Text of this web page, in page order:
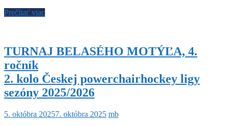
Prečítať viac
TURNAJ BELASÉHO MOTÝĽA, 4.
ročník
2. kolo Českej powerchairhockey ligy
sezóny 2025/2026
5. októbra 20257. októbra 2025 mb